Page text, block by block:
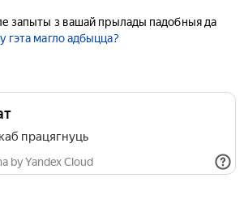
запыты з вашай прылады падобныя да
гэта магло адбыцца?
працягнуць
by Yandex Cloud